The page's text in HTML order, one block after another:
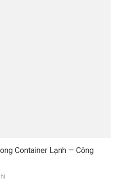
Container Lạnh — Công